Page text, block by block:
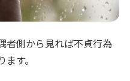
者側から見れば不貞行為
す。